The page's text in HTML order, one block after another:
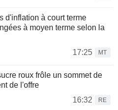
d'inflation à court terme
à moyen terme selon la
17:25
MT
roux frôle un sommet de
de l'offre
16:32
RE